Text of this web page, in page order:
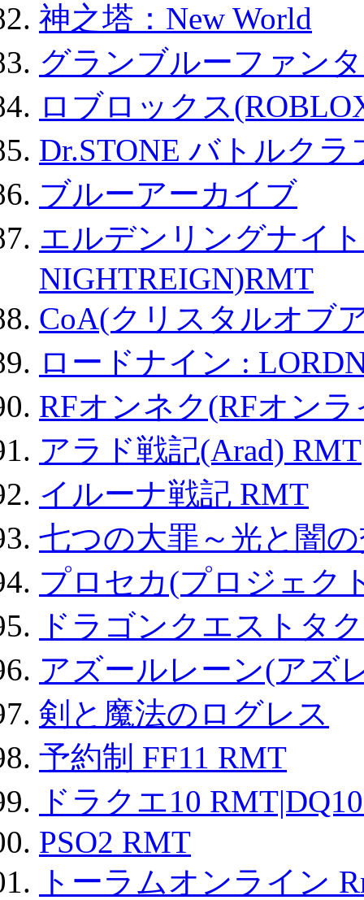
神之塔：New World
グランブルーファン
ロブロックス
Dr.STONE バトルク
ブルーアーカイブ
エルデンリングナイ
NIGHTREIGN)RMT
CoA(クリスタルオブ
ロードナイン :
RFオンネク(RFオン
アラド戦記(Arad) RMT
イルーナ戦記 RMT
七つの大罪～光と闇
プロセカ(プロジェク
ドラゴンクエストタ
アズールレーン(アズ
剣と魔法のログレス
予約制 FF11 RMT
ドラクエ10
PSO2 RMT
トーラムオンライン